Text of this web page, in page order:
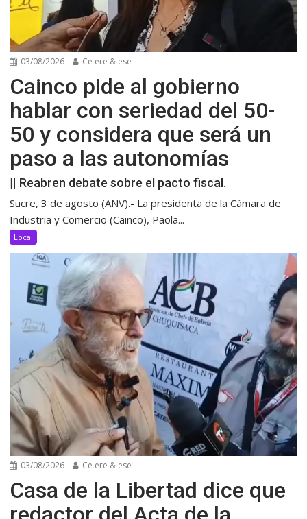
03/08/2026 Ce ere & ese
Cainco pide al gobierno
hablar con seriedad del 50-
50 y considera que será un
paso a las autonomías
|| Reabren debate sobre el pacto fiscal.
Sucre, 3 de agosto (ANV).- La presidenta de la Cámara de
Industria y Comercio (Cainco), Paola...
Local
03/08/2026 Ce ere & ese
Casa de la Libertad dice que